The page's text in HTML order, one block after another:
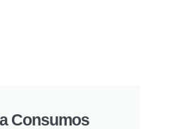
Consumos